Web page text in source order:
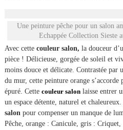
Une peinture pêche pour un salon
Echappée Collection Sieste
Avec cette couleur salon, la douceur
pièce ! Délicieuse, gorgée de soleil et
moins douce et délicate. Contrastée par
du mur, cette peinture orange
épuré. Cette couleur salon laisse entrer
un espace détente, naturel et
salon pour compenser un manque de
Pêche, orange : Canicule, gris :